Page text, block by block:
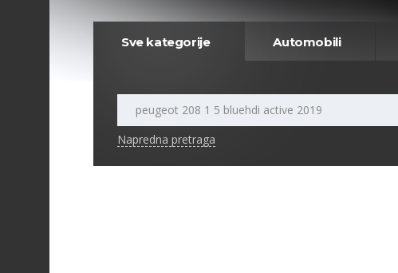
Sve kategorije Automobili
Napredna pretraga